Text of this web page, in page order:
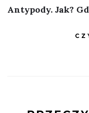
Antypody. Jak?